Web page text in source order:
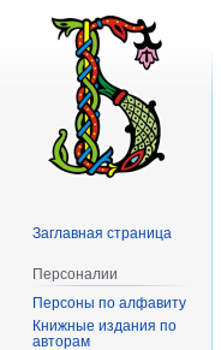
Заглавная страница
Персоналии
Персоны по алфавиту
Книжные издания по
авторам